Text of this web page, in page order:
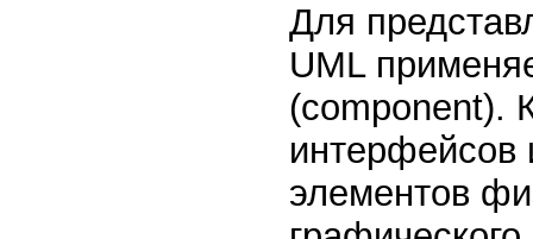
Для
UML
(component).
интерфейсов
элементов